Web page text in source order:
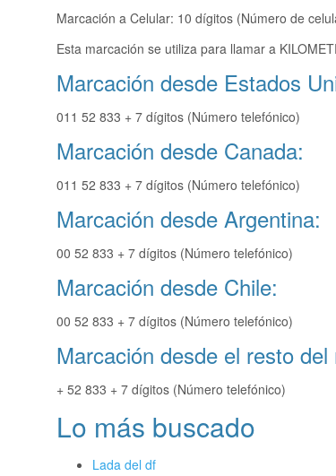
Marcación a Celular: 10 dígitos (Número de
Esta marcación se utiliza para llamar a
Marcación desde Estados
011 52 833 + 7 dígitos (Número telefónico)
Marcación desde Canada:
011 52 833 + 7 dígitos (Número telefónico)
Marcación desde Argentina:
00 52 833 + 7 dígitos (Número telefónico)
Marcación desde Chile:
00 52 833 + 7 dígitos (Número telefónico)
Marcación desde el resto del
+ 52 833 + 7 dígitos (Número telefónico)
Lo más buscado
Lada del df